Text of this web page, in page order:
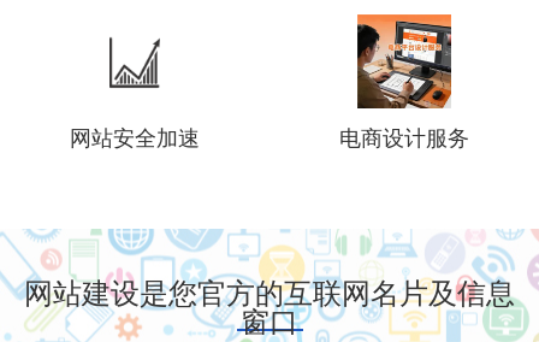
网站安全加速 电商设计服务
网站建设是您官方的互联网名片及信息
窗口